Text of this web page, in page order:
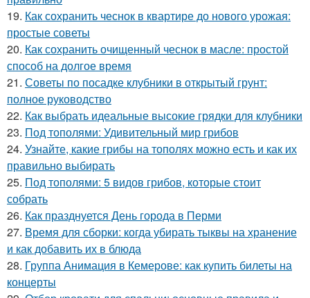
19. Как сохранить чеснок в квартире до нового урожая:
простые советы
20. Как сохранить очищенный чеснок в масле: простой
способ на долгое время
21. Советы по посадке клубники в открытый грунт:
полное руководство
22. Как выбрать идеальные высокие грядки для клубники
23. Под тополями: Удивительный мир грибов
24. Узнайте, какие грибы на тополях можно есть и как их
правильно выбирать
25. Под тополями: 5 видов грибов, которые стоит
собрать
26. Как празднуется День города в Перми
27. Время для сборки: когда убирать тыквы на хранение
и как добавить их в блюда
28. Группа Анимация в Кемерове: как купить билеты на
концерты